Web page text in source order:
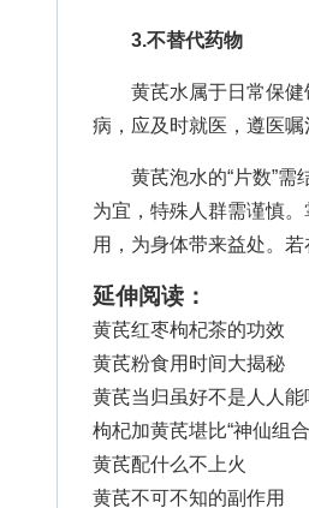
3.不替代药物
黄芪水属于日常保健
病，应及时就医，遵医嘱
黄芪泡水的“片数”需
为宜，特殊人群需谨慎
用，为身体带来益处。
延伸阅读：
黄芪红枣枸杞茶的功效
黄芪粉食用时间大揭秘
黄芪当归虽好不是人人能
枸杞加黄芪堪比“神仙组
黄芪配什么不上火
黄芪不可不知的副作用